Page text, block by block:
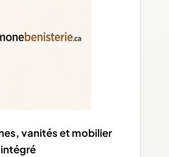
vanités et mobilier
intégré